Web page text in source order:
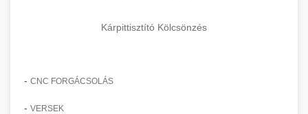
Kárpittisztító Kölcsönzés
- CNC FORGÁCSOLÁS
- VERSEK